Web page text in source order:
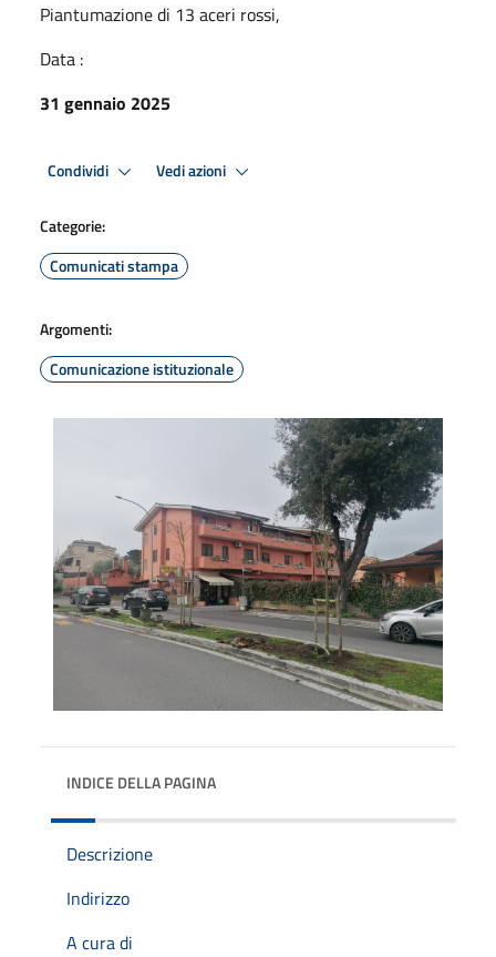
Piantumazione di 13 aceri rossi,
Data :
31 gennaio 2025
Condividi Vedi azioni
Categorie:
Comunicati stampa
Argomenti:
Comunicazione istituzionale
INDICE DELLA PAGINA
Descrizione
Indirizzo
A cura di